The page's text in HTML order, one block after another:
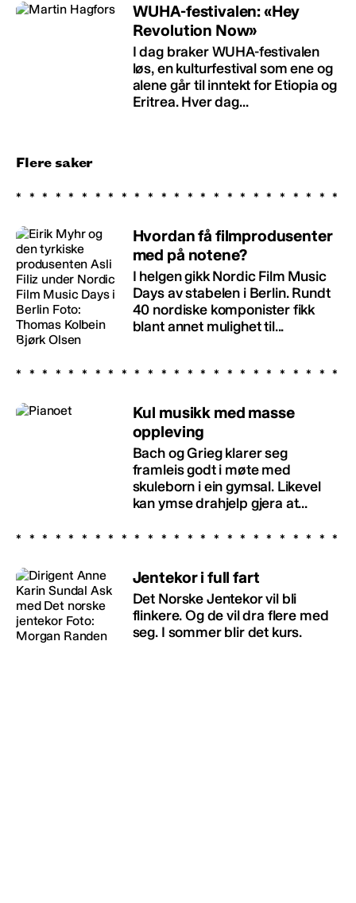
WUHA-festivalen: «Hey
Revolution Now»
I dag braker WUHA-festivalen
løs, en kulturfestival som ene og
alene går til inntekt for Etiopia og
Eritrea. Hver dag...
Flere saker
Hvordan få filmprodusenter
med på notene?
I helgen gikk Nordic Film Music
Days av stabelen i Berlin. Rundt
40 nordiske komponister fikk
blant annet mulighet til...
Kul musikk med masse
oppleving
Bach og Grieg klarer seg
framleis godt i møte med
skuleborn i ein gymsal. Likevel
kan ymse drahjelp gjera at...
Jentekor i full fart
Det Norske Jentekor vil bli
flinkere. Og de vil dra flere med
seg. I sommer blir det kurs.